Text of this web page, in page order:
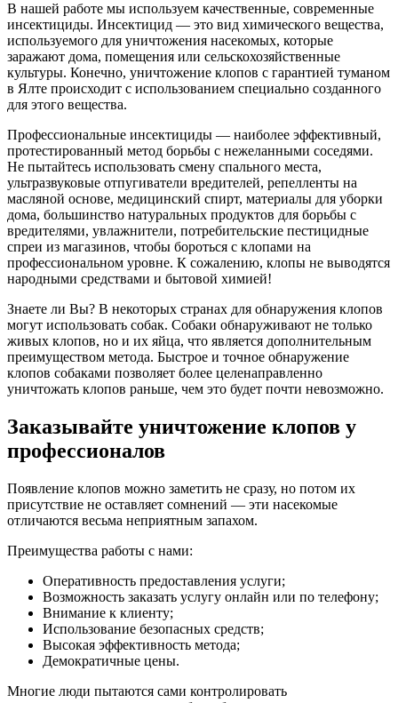
В нашей работе мы используем качественные, современные
инсектициды. Инсектицид — это вид химического вещества,
используемого для уничтожения насекомых, которые
заражают дома, помещения или сельскохозяйственные
культуры. Конечно, уничтожение клопов с гарантией туманом
в Ялте происходит с использованием специально созданного
для этого вещества.
Профессиональные инсектициды — наиболее эффективный,
протестированный метод борьбы с нежеланными соседями.
Не пытайтесь использовать смену спального места,
ультразвуковые отпугиватели вредителей, репелленты на
масляной основе, медицинский спирт, материалы для уборки
дома, большинство натуральных продуктов для борьбы с
вредителями, увлажнители, потребительские пестицидные
спреи из магазинов, чтобы бороться с клопами на
профессиональном уровне. К сожалению, клопы не выводятся
народными средствами и бытовой химией!
Знаете ли Вы? В некоторых странах для обнаружения клопов
могут использовать собак. Собаки обнаруживают не только
живых клопов, но и их яйца, что является дополнительным
преимуществом метода. Быстрое и точное обнаружение
клопов собаками позволяет более целенаправленно
уничтожать клопов раньше, чем это будет почти невозможно.
Заказывайте уничтожение клопов у
профессионалов
Появление клопов можно заметить не сразу, но потом их
присутствие не оставляет сомнений — эти насекомые
отличаются весьма неприятным запахом.
Преимущества работы с нами:
Оперативность предоставления услуги;
Возможность заказать услугу онлайн или по телефону;
Внимание к клиенту;
Использование безопасных средств;
Высокая эффективность метода;
Демократичные цены.
Многие люди пытаются сами контролировать